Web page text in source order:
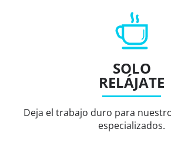
SOLO
RELÁJATE
Deja el trabajo duro para
especializados.